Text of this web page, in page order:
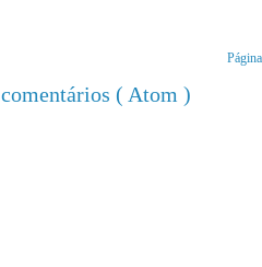
( Atom )